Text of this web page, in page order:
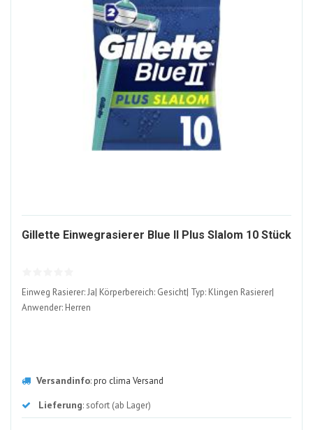
Gillette Einwegrasierer Blue II Plus Slalom 10 Stück
Einweg Rasierer: Ja| Körperbereich: Gesicht| Typ: Klingen Rasierer|
Anwender: Herren
Versandinfo:pro clima Versand
Lieferung: sofort (ab Lager)